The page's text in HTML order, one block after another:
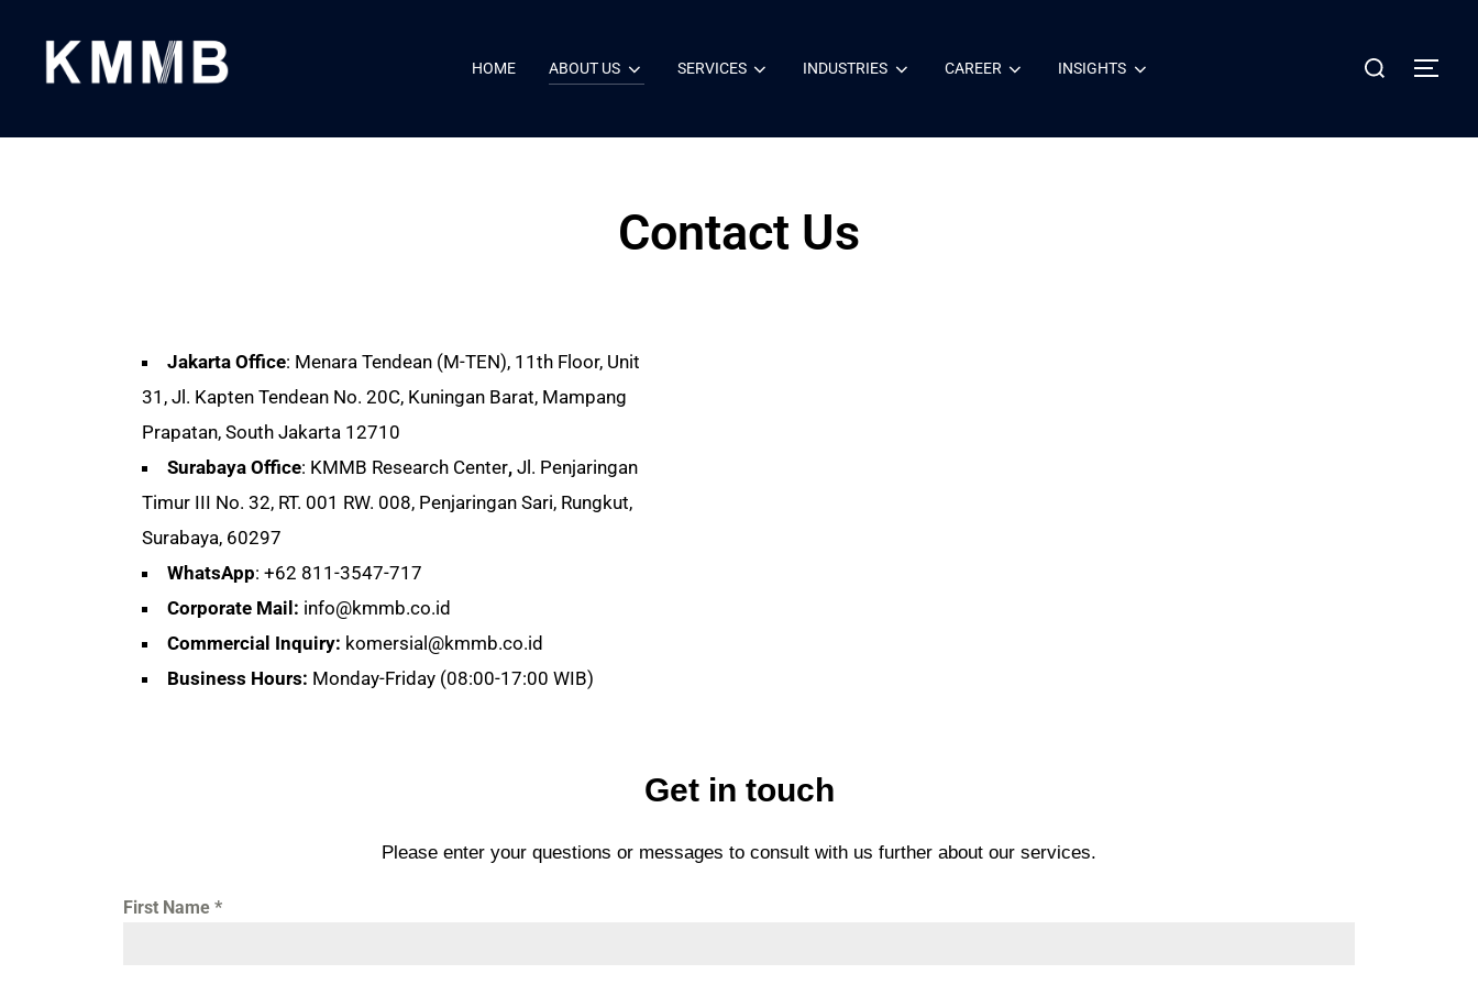
HOME ABOUT US SERVICES INDUSTRIES CAREER INSIGHTS
Contact Us
Jakarta Office: Menara Tendean (M-TEN), 11th Floor, Unit
31, Jl. Kapten Tendean No. 20C, Kuningan Barat, Mampang
Prapatan, South Jakarta 12710
Surabaya Office: KMMB Research Center, Jl. Penjaringan
Timur III No. 32, RT. 001 RW. 008, Penjaringan Sari, Rungkut,
Surabaya, 60297
WhatsApp: +62 811-3547-717
Corporate Mail: info@kmmb.co.id
Commercial Inquiry: komersial@kmmb.co.id
Business Hours: Monday-Friday (08:00-17:00 WIB)
Get in touch
Please enter your questions or messages to consult with us further about our services.
First Name *